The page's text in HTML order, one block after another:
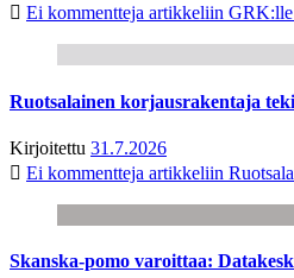
Ei kommentteja artikkeliin GRK:lle
Ruotsalainen korjausrakentaja
Kirjoitettu 31.7.2026
Ei kommentteja artikkeliin
Skanska-pomo varoittaa: